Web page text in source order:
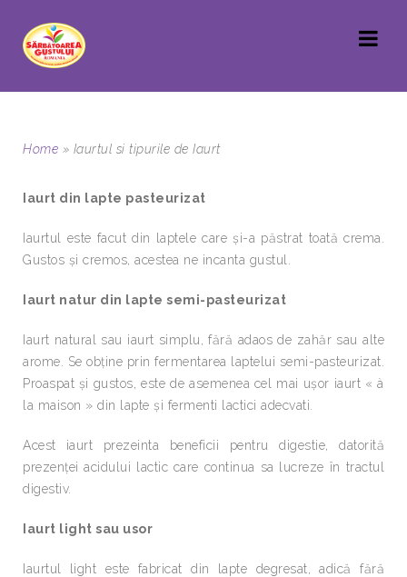
Home » Iaurtul si tipurile de Iaurt
Iaurt din lapte pasteurizat
Iaurtul este facut din laptele care și-a păstrat toată crema.
Gustos și cremos, acestea ne incanta gustul.
Iaurt natur din lapte semi-pasteurizat
Iaurt natural sau iaurt simplu, fără adaos de zahăr sau alte
arome. Se obține prin fermentarea laptelui semi-pasteurizat.
Proaspat și gustos, este de asemenea cel mai ușor iaurt « à
la maison » din lapte și fermenti lactici adecvati.
Acest iaurt prezeinta beneficii pentru digestie, datorită
prezenței acidului lactic care continua sa lucreze în tractul
digestiv.
Iaurt light sau usor
Iaurtul light este fabricat din lapte degresat, adică fără